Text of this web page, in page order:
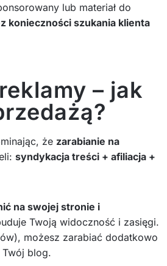
lub materiał do
konieczności szukania klienta
– jak
że zarabianie na
syndykacja treści + afiliacja +
na swojej stronie i
Twoją widoczność i zasięgi.
możesz zarabiać dodatkowo
blog.